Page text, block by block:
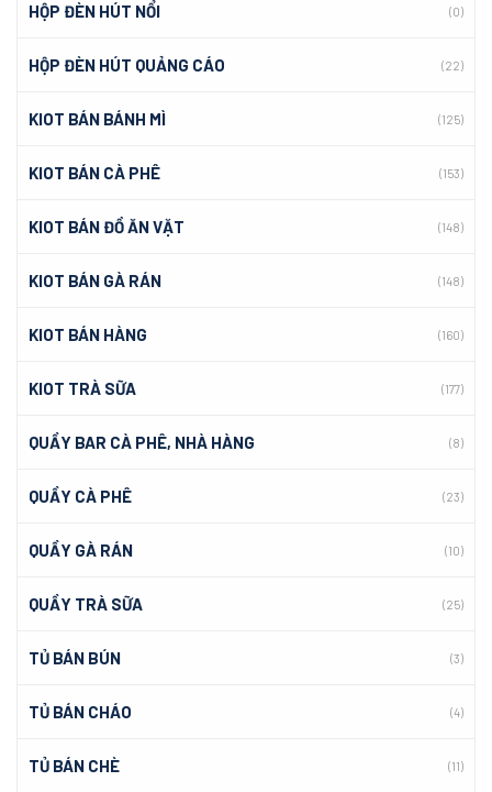
HỘP ĐÈN HÚT NỔI (0)
HỘP ĐÈN HÚT QUẢNG CÁO (22)
KIOT BÁN BÁNH MÌ (125)
KIOT BÁN CÀ PHÊ (153)
KIOT BÁN ĐỒ ĂN VẶT (148)
KIOT BÁN GÀ RÁN (148)
KIOT BÁN HÀNG (160)
KIOT TRÀ SỮA (177)
QUẦY BAR CÀ PHÊ, NHÀ HÀNG (8)
QUẦY CÀ PHÊ (23)
QUẦY GÀ RÁN (10)
QUẦY TRÀ SỮA (25)
TỦ BÁN BÚN (3)
TỦ BÁN CHÁO (4)
TỦ BÁN CHÈ (11)